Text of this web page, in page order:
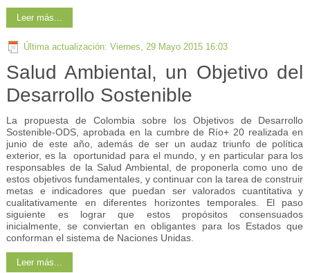
Leer más...
Última actualización: Viernes, 29 Mayo 2015 16:03
Salud Ambiental, un Objetivo del
Desarrollo Sostenible
La propuesta de Colombia sobre los Objetivos de Desarrollo
Sostenible-ODS, aprobada en la cumbre de Río+ 20 realizada en
junio de este año, además de ser un audaz triunfo de política
exterior, es la oportunidad para el mundo, y en particular para los
responsables de la Salud Ambiental, de proponerla como uno de
estos objetivos fundamentales, y continuar con la tarea de construir
metas e indicadores que puedan ser valorados cuantitativa y
cualitativamente en diferentes horizontes temporales. El paso
siguiente es lograr que estos propósitos consensuados
inicialmente, se conviertan en obligantes para los Estados que
conforman el sistema de Naciones Unidas.
Leer más...